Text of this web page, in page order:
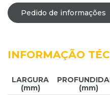
Pedido de informações
INFORMAÇÃO
LARGURA
(mm)
(mm)